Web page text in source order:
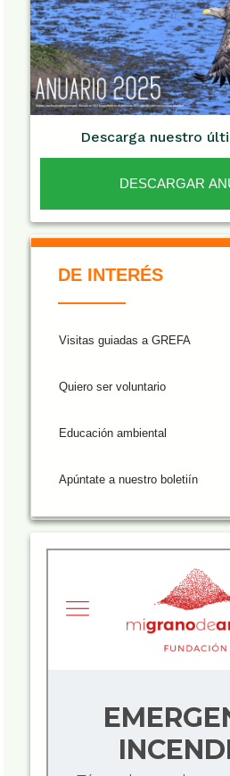
Descarga nuestro
DESCARGAR
DE INTERÉS
Visitas guiadas a GREFA
Quiero ser voluntario
Educación ambiental
Apúntate a nuestro boletiín